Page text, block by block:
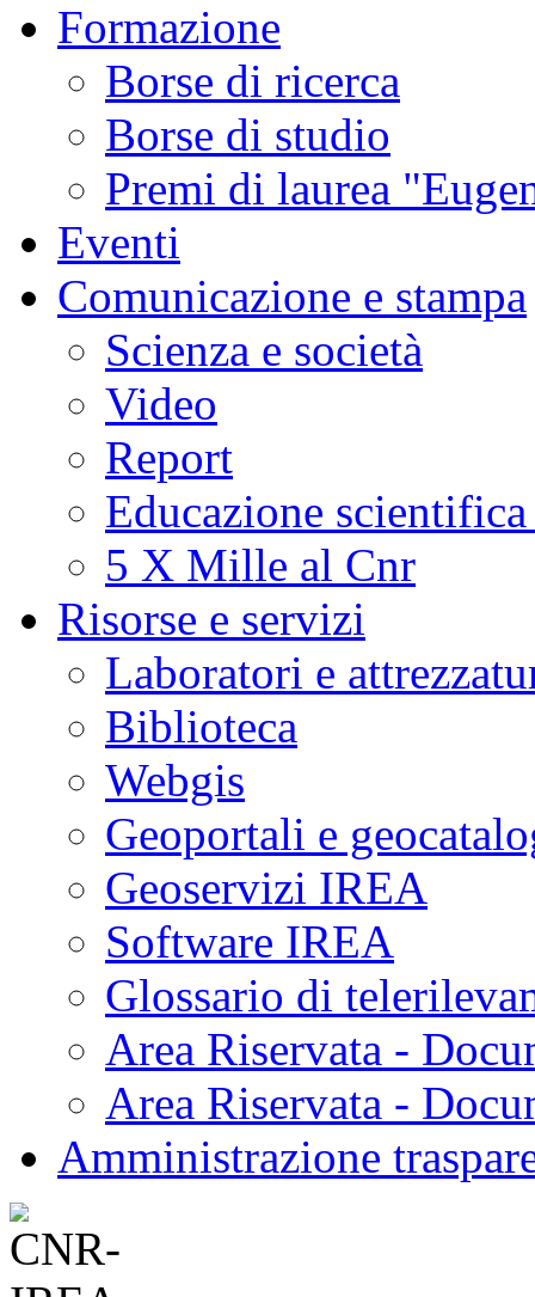
Formazione
Borse di ricerca
Borse di studio
Premi di laurea
Eventi
Comunicazione e stampa
Scienza e società
Video
Report
Educazione
5 X Mille al Cnr
Risorse e servizi
Laboratori e
Biblioteca
Webgis
Geoportali e
Geoservizi IREA
Software IREA
Glossario di
Area Riservata -
Area Riservata -
Amministrazione